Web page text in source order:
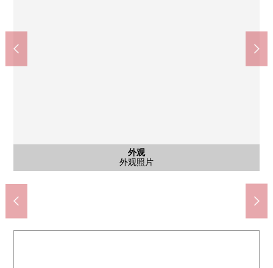
外观
外观照片
客厅
LDK
厨房
厨房
公共汽车
浴室
洗脸
洗手间
厕所
厕所
其他内省
泥地空间
门口
门口空间
其他内省
泥地空间
室内
西侧西式房间
室内
北侧西式房间
收纳
储藏室
门口
门口空间
厨房
厨房空间
客厅
LDK
客厅
LDK
洗脸
盥洗台
门口
门口空间
其他内省
泥地空间
门口
门口路径
阳台
南侧阳台
阳台
西侧阳台
入口
Mansion入口
入口
防盗门入口
共有部分
智能快递柜
共有部分
自行车停放处
共有部分
垃圾场地
外观
外观照片
外观
外观照片
安城市立梨子的家乡小学(约500m)
安城市立筱目中学(约1500m)